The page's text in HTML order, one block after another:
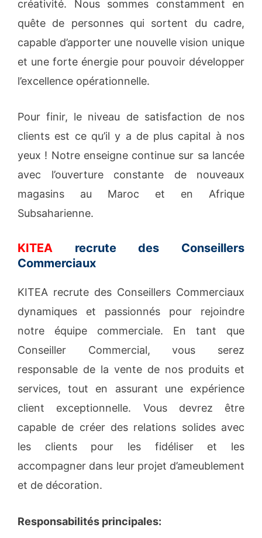
créativité. Nous sommes constamment en
quête de personnes qui sortent du cadre,
capable d’apporter une nouvelle vision unique
et une forte énergie pour pouvoir développer
l’excellence opérationnelle.
Pour finir, le niveau de satisfaction de nos
clients est ce qu’il y a de plus capital à nos
yeux ! Notre enseigne continue sur sa lancée
avec l’ouverture constante de nouveaux
magasins au Maroc et en Afrique
Subsaharienne.
KITEA
recrute des Conseillers
Commerciaux
KITEA recrute des Conseillers Commerciaux
dynamiques et passionnés pour rejoindre
notre équipe commerciale. En tant que
Conseiller Commercial, vous serez
responsable de la vente de nos produits et
services, tout en assurant une expérience
client exceptionnelle. Vous devrez être
capable de créer des relations solides avec
les clients pour les fidéliser et les
accompagner dans leur projet d’ameublement
et de décoration.
Responsabilités principales: